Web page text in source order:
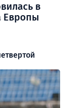
в
Европы